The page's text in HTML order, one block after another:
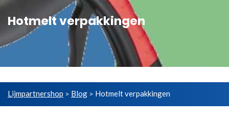
Hotmelt verpakkingen
Lijmpartnershop > Blog > Hotmelt verpakkingen